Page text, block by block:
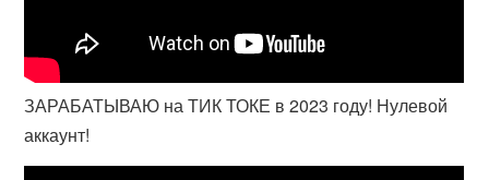
ЗАРАБАТЫВАЮ на ТИК ТОКЕ в 2023 году! Нулевой
аккаунт!